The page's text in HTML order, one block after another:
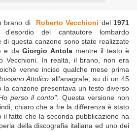
brano di Roberto Vecchioni del 1971
del cantautore lombardo
di questa canzone sono state realizzate
e daGiorgio Antolamentre il testo è
Vecchioni. In realtà, il brano, non era
venne inciso qualche mese prima
Attolico all'anagrafe, su di un 45
la canzone presentava un testo diverso
perso il conto". Questa versione non
chiaro che a fre la differenza è stato
il fatto che la seconda pubblicazione ha
della discografia italiana ed uno dei